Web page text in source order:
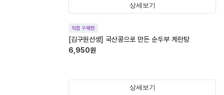
상세보기
직접 구매한
[김구원선생] 국산콩으로 만든 순두부 계란탕
6,950원
상세보기